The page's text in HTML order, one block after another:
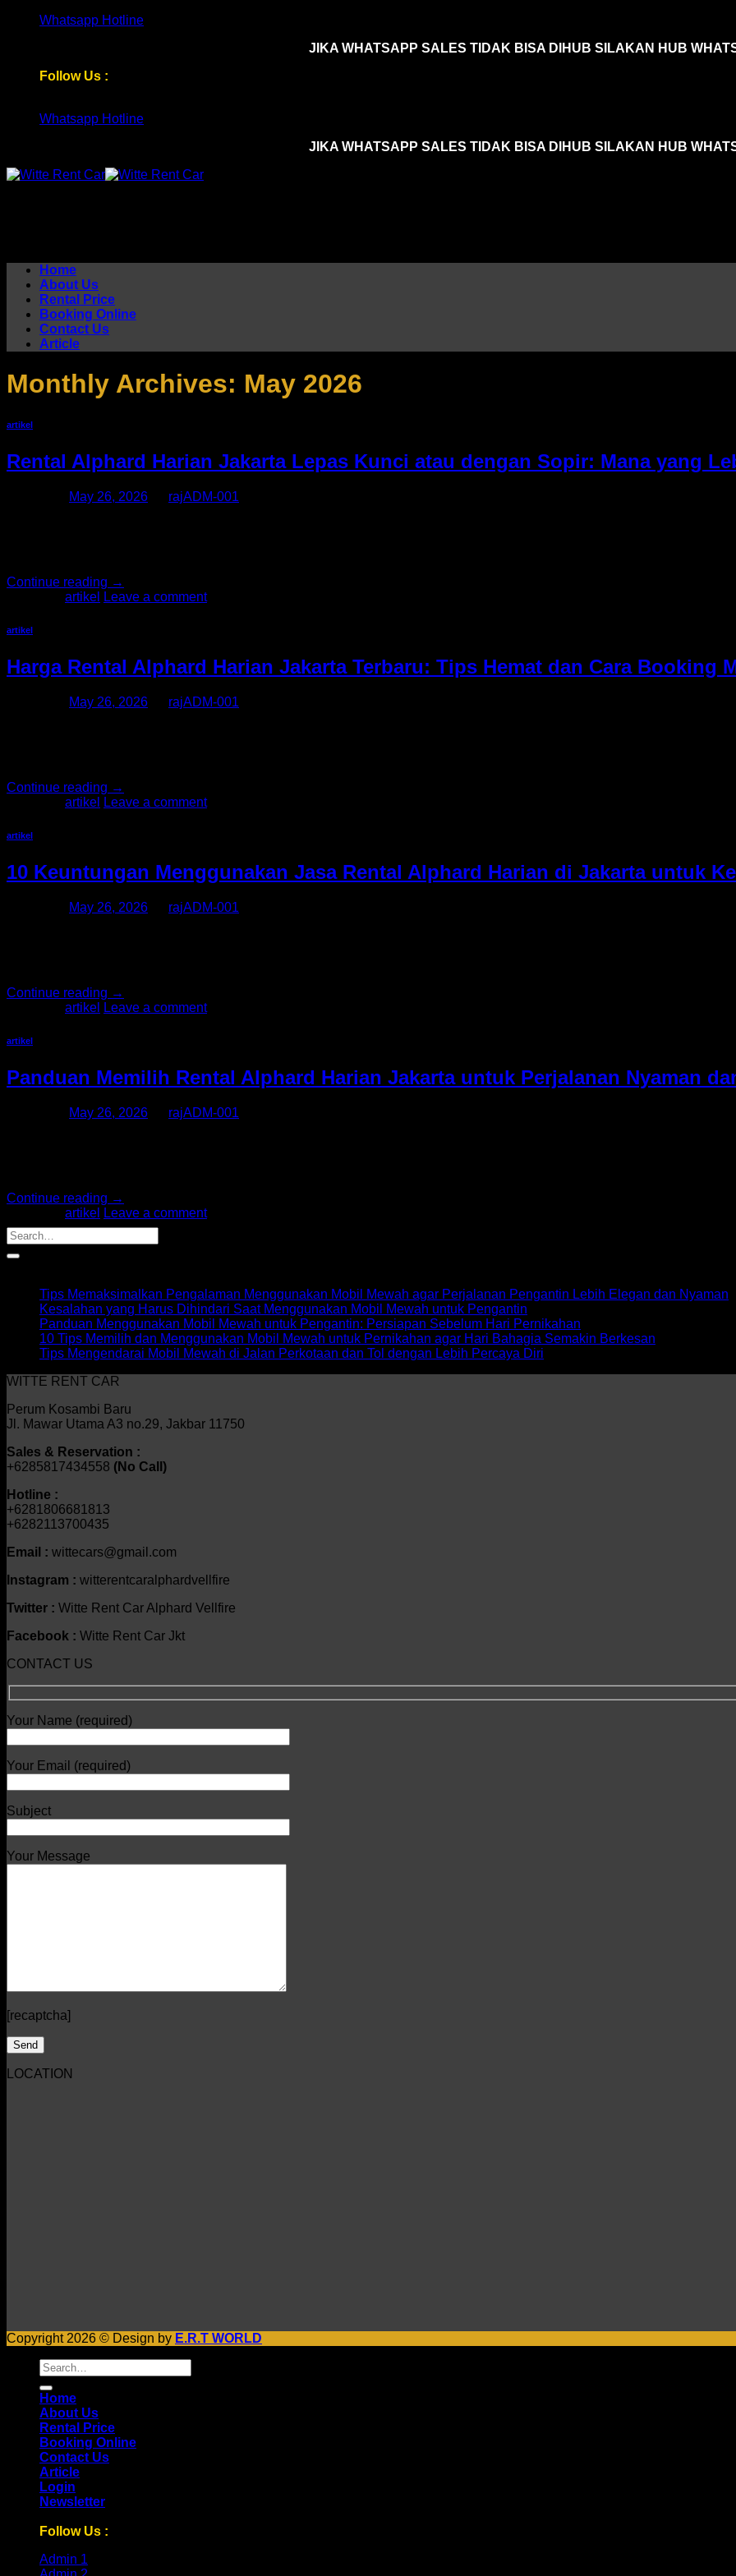
Whatsapp Hotline
JIKA WHATSAPP SALES TIDAK BISA DIHUB SILAKAN HUB
Follow Us :
Whatsapp Hotline
JIKA WHATSAPP SALES TIDAK BISA DIHUB SILAKAN HUB
Home
About Us
Rental Price
Booking Online
Contact Us
Article
Monthly Archives: May 2026
artikel
Rental Alphard Harian Jakarta Lepas Kunci atau dengan Sopir: Mana yang
May 26, 2026
rajADM-001
Continue reading →
artikel Leave a comment
artikel
Harga Rental Alphard Harian Jakarta Terbaru: Tips Hemat dan Cara Booking
May 26, 2026
rajADM-001
Continue reading →
artikel Leave a comment
artikel
10 Keuntungan Menggunakan Jasa Rental Alphard Harian di Jakarta untuk
May 26, 2026
rajADM-001
Continue reading →
artikel Leave a comment
artikel
Panduan Memilih Rental Alphard Harian Jakarta untuk Perjalanan Nyaman
May 26, 2026
rajADM-001
Continue reading →
artikel Leave a comment
Tips Memaksimalkan Pengalaman Menggunakan Mobil Mewah agar Perjalanan Pengantin Lebih Elegan dan Nyaman
Kesalahan yang Harus Dihindari Saat Menggunakan Mobil Mewah untuk Pengantin
Panduan Menggunakan Mobil Mewah untuk Pengantin: Persiapan Sebelum Hari Pernikahan
10 Tips Memilih dan Menggunakan Mobil Mewah untuk Pernikahan agar Hari Bahagia Semakin Berkesan
Tips Mengendarai Mobil Mewah di Jalan Perkotaan dan Tol dengan Lebih Percaya Diri
WITTE RENT CAR
Perum Kosambi Baru
Jl. Mawar Utama A3 no.29, Jakbar 11750
Sales & Reservation :
+6285817434558 (No Call)
Hotline :
+6281806681813
+6282113700435
Email : wittecars@gmail.com
Instagram : witterentcaralphardvellfire
Twitter : Witte Rent Car Alphard Vellfire
Facebook : Witte Rent Car Jkt
CONTACT US
Your Name (required)
Your Email (required)
Subject
Your Message
[recaptcha]
LOCATION
Copyright 2026 © Design by E.R.T WORLD
Search
for:
Home
About Us
Rental Price
Booking Online
Contact Us
Article
Login
Newsletter
Follow Us :
Admin 1